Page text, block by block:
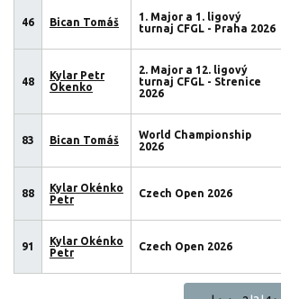
46 Bican Tomáš
1. Major a 1. ligový
turnaj CFGL - Praha 2026
48
Kylar Petr
Okenko
2. Major a 12. ligový
turnaj CFGL - Strenice
2026
83 Bican Tomáš
World Championship
2026
88
Kylar Okénko
Petr
Czech Open 2026
91
Kylar Okénko
Petr
Czech Open 2026